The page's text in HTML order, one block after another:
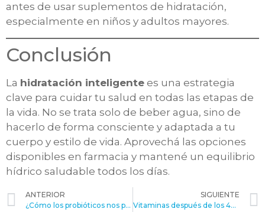
antes de usar suplementos de hidratación,
especialmente en niños y adultos mayores.
Conclusión
La hidratación inteligente es una estrategia
clave para cuidar tu salud en todas las etapas de
la vida. No se trata solo de beber agua, sino de
hacerlo de forma consciente y adaptada a tu
cuerpo y estilo de vida. Aprovechá las opciones
disponibles en farmacia y mantené un equilibrio
hídrico saludable todos los días.
ANTERIOR
¿Cómo los probióticos nos protegen contra las enfermedades?
SIGUIENTE
Vitaminas después de los 40: lo que tu cuerpo necesita